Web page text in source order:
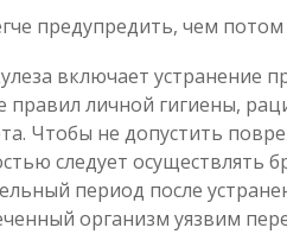
предупредить, чем потом
включает устранение
правил личной гигиены,
Чтобы не допустить
следует осуществлять
период после
организм уязвим